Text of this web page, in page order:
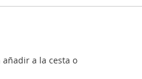
a la cesta o